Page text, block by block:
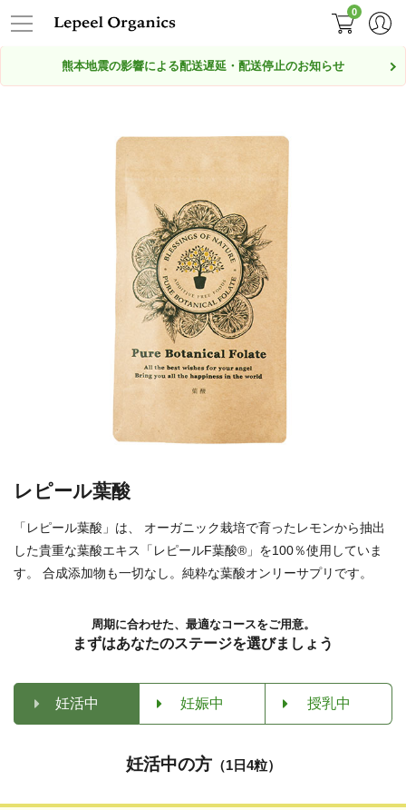
0
熊本地震の影響による配送遅延・配送停止のお知らせ
レピール葉酸
「レピール葉酸」は、 オーガニック栽培で育ったレモンから抽出
した貴重な葉酸エキス「レピールF葉酸®」を100％使用していま
す。 合成添加物も一切なし。純粋な葉酸オンリーサプリです。
周期に合わせた、最適なコースをご用意。
まずはあなたのステージを選びましょう
妊活中 妊娠中 授乳中
妊活中の方（1日4粒）